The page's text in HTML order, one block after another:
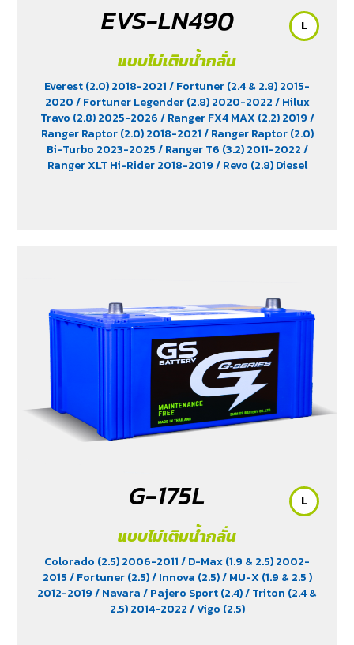
EVS-LN490
แบบไม่เติมน้ำกลั่น
Everest (2.0) 2018-2021/ Fortuner (2.4 & 2.8) 2015-
2020/ Fortuner Legender (2.8) 2020-2022/ Hilux
Travo (2.8) 2025-2026/ Ranger FX4 MAX (2.2) 2019/
Ranger Raptor (2.0) 2018-2021/ Ranger Raptor (2.0)
Bi-Turbo 2023-2025/ Ranger T6 (3.2) 2011-2022/
Ranger XLT Hi-Rider 2018-2019/ Revo (2.8) Diesel
L
G-175L
แบบไม่เติมน้ำกลั่น
Colorado (2.5) 2006-2011/ D-Max (1.9 & 2.5) 2002-
2015/ Fortuner (2.5)/ Innova (2.5)/ MU-X (1.9 & 2.5 )
2012-2019/ Navara/ Pajero Sport (2.4)/ Triton (2.4 &
2.5) 2014-2022/ Vigo (2.5)
L